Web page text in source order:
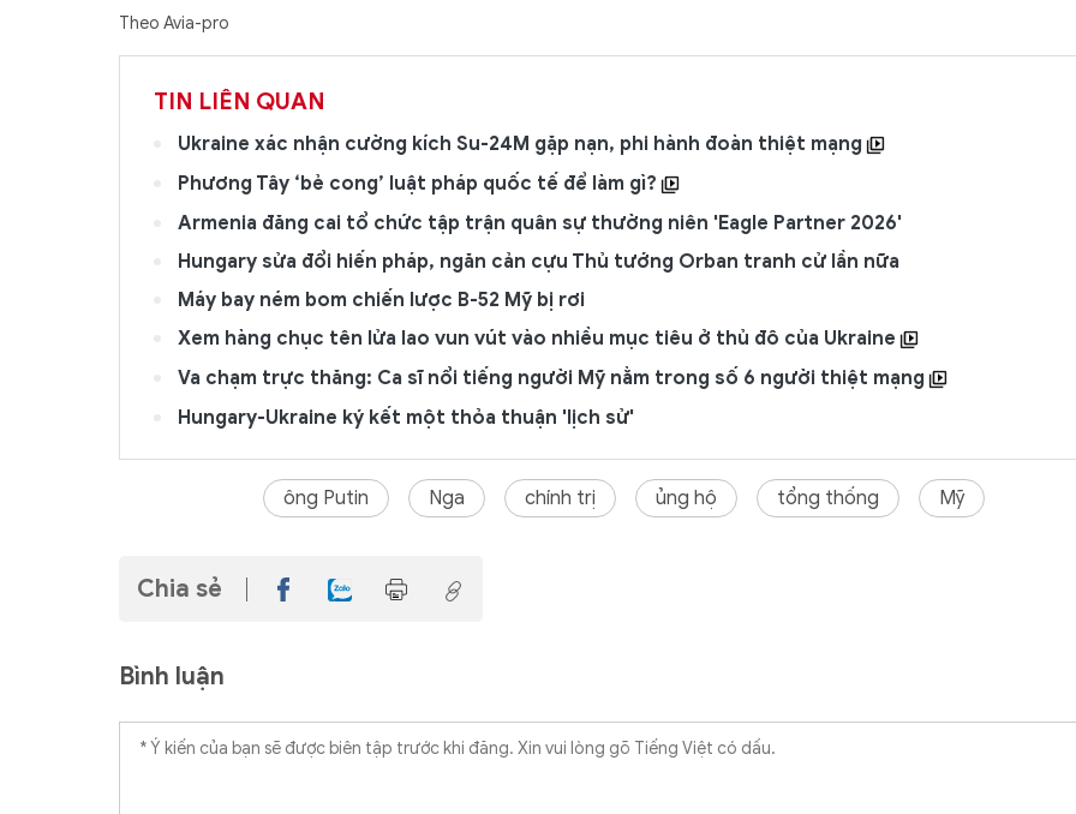
Theo Avia-pro
TIN LIÊN QUAN
Ukraine xác nhận cường kích Su-24M gặp nạn, phi hành đoàn thiệt mạng
Phương Tây ‘bẻ cong’ luật pháp quốc tế để làm gì?
Armenia đăng cai tổ chức tập trận quân sự thường niên 'Eagle Partner 2026'
Hungary sửa đổi hiến pháp, ngăn cản cựu Thủ tướng Orban tranh cử lần nữa
Máy bay ném bom chiến lược B-52 Mỹ bị rơi
Xem hàng chục tên lửa lao vun vút vào nhiều mục tiêu ở thủ đô của Ukraine
Va chạm trực thăng: Ca sĩ nổi tiếng người Mỹ nằm trong số 6 người thiệt mạng
Hungary-Ukraine ký kết một thỏa thuận 'lịch sử'
ông Putin Nga chính trị ủng hộ tổng thống Mỹ
Chia sẻ
Bình luận